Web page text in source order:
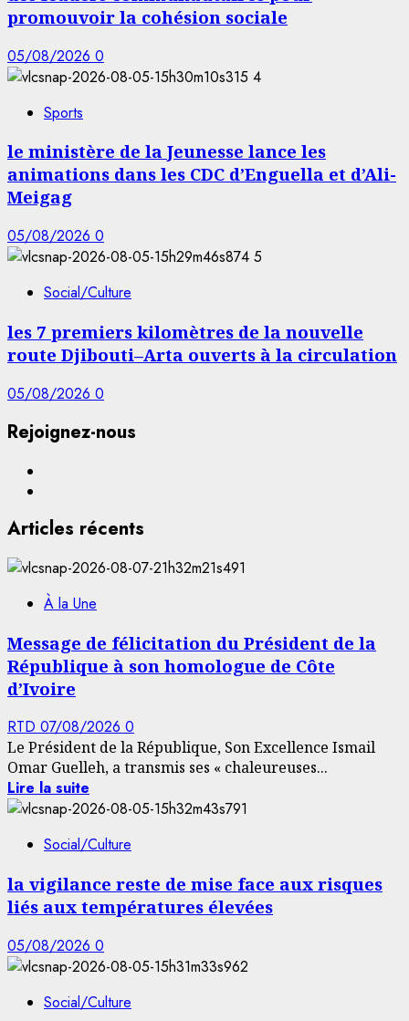
promouvoir la cohésion sociale
05/08/2026 0
4
Sports
le ministère de la Jeunesse lance les
animations dans les CDC d’Enguella et d’Ali-
Meigag
05/08/2026 0
5
Social/Culture
les 7 premiers kilomètres de la nouvelle
route Djibouti–Arta ouverts à la circulation
05/08/2026 0
Rejoignez-nous
Articles récents
À la Une
Message de félicitation du Président de la
République à son homologue de Côte
d’Ivoire
RTD 07/08/2026 0
Le Président de la République, Son Excellence Ismail
Omar Guelleh, a transmis ses « chaleureuses...
Lire la suite
Social/Culture
la vigilance reste de mise face aux risques
liés aux températures élevées
05/08/2026 0
Social/Culture